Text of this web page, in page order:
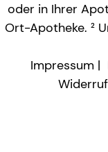
oder in Ihrer
Ort-Apotheke. ²
Impressum